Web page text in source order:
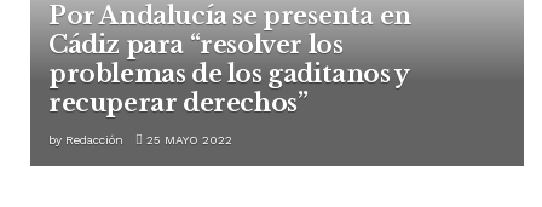
Por Andalucía se presenta en
Cádiz para “resolver los
problemas de los gaditanos y
recuperar derechos”
by Redacción 25 MAYO 2022